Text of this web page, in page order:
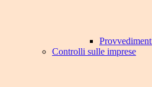
Controlli sulle imprese